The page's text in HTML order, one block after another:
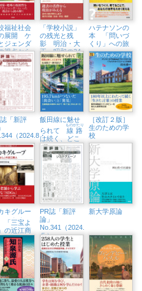
福祉社会
展開 ケ
ジェンダ
視点から
「学校小説」
の残光と残
影 明治・大
正・昭和の34
編
ハテナソンの
本 「問いづ
くり」への旅
「新評
（2024.8・
飯田線に魅せ
られて 線路
ものがたり
は続く、どこ
までも
［改訂２版］
生のための学
校
キグルー
「三宝 よ
の近江商
PR誌「新評
論」
No.341（2024.
５）
新大学原論